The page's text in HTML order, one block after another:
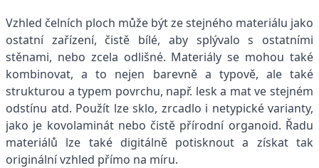
Vzhled čelních ploch může být ze stejného materiálu jako
ostatní zařízení, čistě bílé, aby splývalo s ostatními
stěnami, nebo zcela odlišné. Materiály se mohou také
kombinovat, a to nejen barevně a typově, ale také
strukturou a typem povrchu, např. lesk a mat ve stejném
odstínu atd. Použít lze sklo, zrcadlo i netypické varianty,
jako je kovolaminát nebo čistě přírodní organoid. Řadu
materiálů lze také digitálně potisknout a získat tak
originální vzhled přímo na míru.